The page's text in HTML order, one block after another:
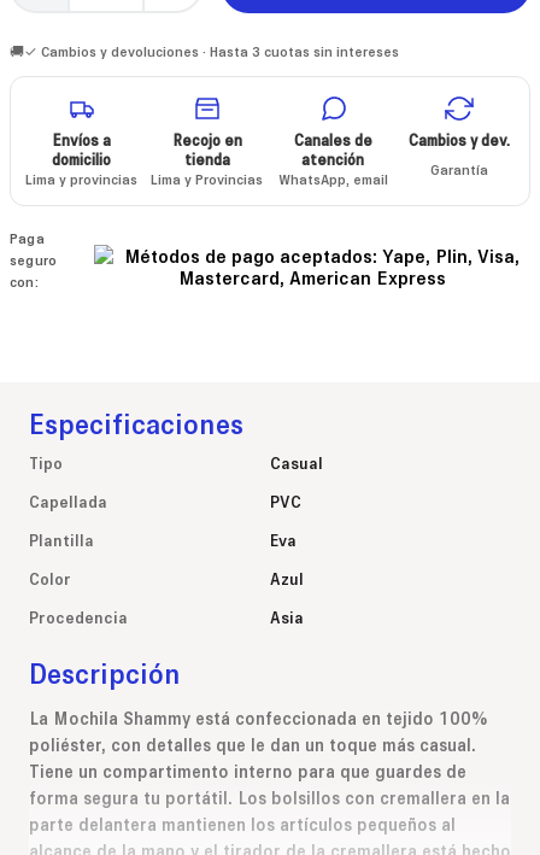
🚚✓ Cambios y devoluciones · Hasta 3 cuotas sin intereses
Envíos a
domicilio
Lima y provincias
Recojo en
tienda
Lima y Provincias
Canales de
atención
WhatsApp, email
Cambios y dev.
Garantía
Paga
seguro
con:
Especificaciones
Tipo
Casual
Capellada
PVC
Plantilla
Eva
Color
Azul
Procedencia
Asia
Descripción
La Mochila Shammy está confeccionada en tejido 100%
poliéster, con detalles que le dan un toque más casual.
Tiene un compartimento interno para que guardes de
forma segura tu portátil. Los bolsillos con cremallera en la
parte delantera mantienen los artículos pequeños al
alcance de la mano y el tirador de la cremallera está hecho